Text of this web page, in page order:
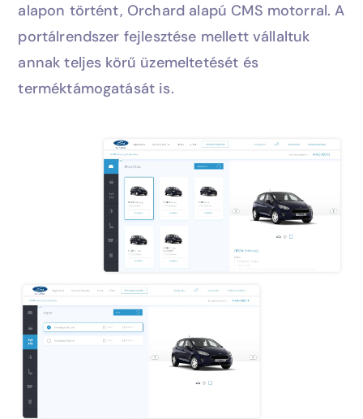
alapon történt, Orchard alapú CMS motorral. A
portálrendszer fejlesztése mellett vállaltuk
annak teljes körű üzemeltetését és
terméktámogatását is.